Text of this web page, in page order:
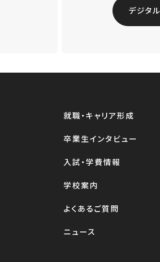
デジタ
就職・キャリア形成
卒業生インタビュー
入試・学費情報
学校案内
よくあるご質問
ニュース